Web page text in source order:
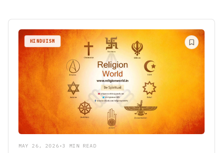
HINDUISM
MAY 26, 2026 • 3 MIN READ